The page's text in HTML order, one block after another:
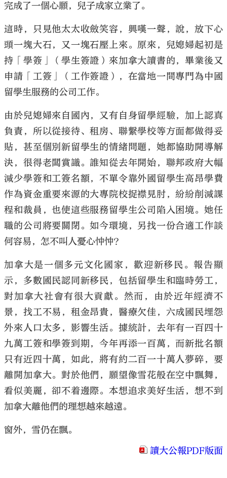
完成了一個心願，兒子成家立業了。
這時，只見他太太收斂笑容，興嘆一聲，說，放下心
頭一塊大石，又一塊石壓上來。原來，兒媳婦起初是
持「學簽」（學生簽證）來加拿大讀書的，畢業後又
申請「工簽」（工作簽證），在當地一間專門為中國
留學生服務的公司工作。
由於兒媳婦來自國內，又有自身留學經驗，加上認真
負責，所以從接待、租房、聯繫學校等方面都做得妥
貼，甚至個別新留學生的情緒問題，她都協助開導解
決，很得老闆賞識。誰知從去年開始，聯邦政府大幅
減少學簽和工簽名額，不單令靠外國留學生高昂學費
作為資金重要來源的大專院校捉襟見肘，紛紛削減課
程和裁員，也使這些服務留學生公司陷入困境。她任
職的公司將要關閉。如今環境，另找一份合適工作談
何容易，怎不叫人憂心忡忡？
加拿大是一個多元文化國家，歡迎新移民。報告顯
示，多數國民認同新移民，包括留學生和臨時勞工，
對加拿大社會有很大貢獻。然而，由於近年經濟不
景，找工不易，租金昂貴，醫療欠佳，六成國民埋怨
外來人口太多，影響生活。據統計，去年有一百四十
九萬工簽和學簽到期，今年再添一百萬，而新批名額
只有近四十萬，如此，將有約二百一十萬人夢碎，要
離開加拿大。對於他們，願望像雪花般在空中飄舞，
看似美麗，卻不着邊際。本想追求美好生活，想不到
加拿大離他們的理想越來越遠。
窗外，雪仍在飄。
讀大公報PDF版面